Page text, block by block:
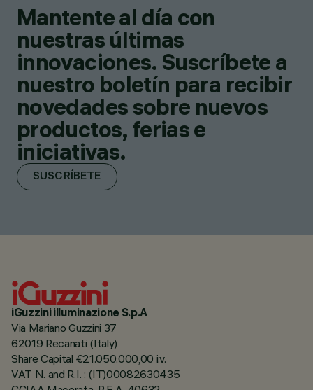
Mantente al día con
nuestras últimas
innovaciones. Suscríbete a
nuestro boletín para recibir
novedades sobre nuevos
productos, ferias e
iniciativas.
SUSCRÍBETE
iGuzzini illuminazione S.p.A
Via Mariano Guzzini 37
62019 Recanati (Italy)
Share Capital €21.050.000,00 i.v.
VAT N. and R.I. : (IT)00082630435